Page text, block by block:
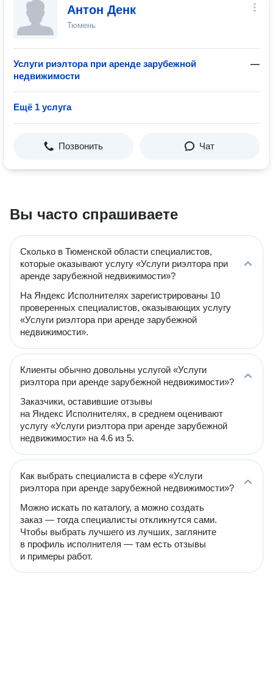
Антон Денк
Тюмень
Услуги риэлтора при аренде зарубежной
недвижимости
—
Ещё 1 услуга
Позвонить Чат
Вы часто спрашиваете
Сколько в Тюменской области специалистов,
которые оказывают услугу «Услуги риэлтора при
аренде зарубежной недвижимости»?
На Яндекс Исполнителях зарегистрированы 10
проверенных специалистов, оказывающих услугу
«Услуги риэлтора при аренде зарубежной
недвижимости».
Клиенты обычно довольны услугой «Услуги
риэлтора при аренде зарубежной недвижимости»?
Заказчики, оставившие отзывы
на Яндекс Исполнителях, в среднем оценивают
услугу «Услуги риэлтора при аренде зарубежной
недвижимости» на 4.6 из 5.
Как выбрать специалиста в сфере «Услуги
риэлтора при аренде зарубежной недвижимости»?
Можно искать по каталогу, а можно создать
заказ — тогда специалисты откликнутся сами.
Чтобы выбрать лучшего из лучших, загляните
в профиль исполнителя — там есть отзывы
и примеры работ.